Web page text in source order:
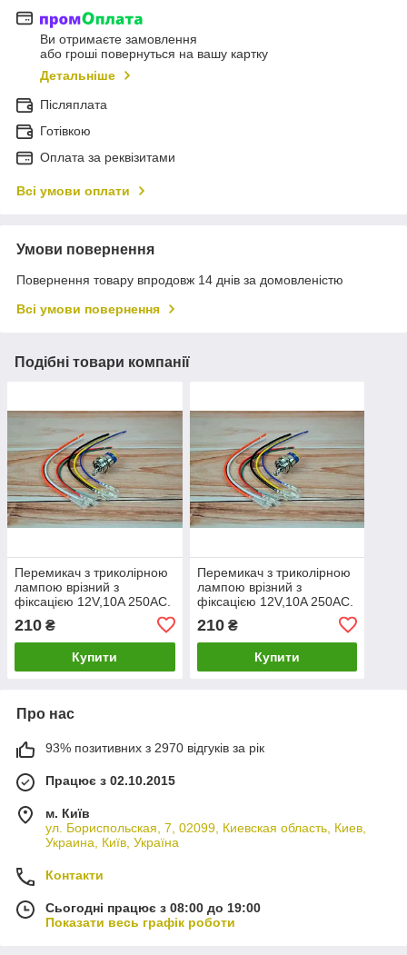
Ви отримаєте замовлення
або гроші повернуться на вашу картку
Детальніше
Післяплата
Готівкою
Оплата за реквізитами
Всі умови оплати
Умови повернення
Повернення товару впродовж 14 днів за домовленістю
Всі умови повернення
Подібні товари компанії
Перемикач з триколірною
лампою врізний з
фіксацією 12V,10A 250AC.
210 ₴
Купити
Перемикач з триколірною
лампою врізний з
фіксацією 12V,10A 250AC.
210₴
Купити
Про нас
93% позитивних з 2970 відгуків за рік
Працює з 02.10.2015
м. Київ
ул. Бориспольская, 7, 02099, Киевская область, Киев,
Украина, Київ, Україна
Контакти
Сьогодні працює з 08:00 до 19:00
Показати весь графік роботи